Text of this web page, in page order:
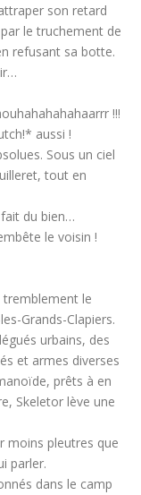
son retard
le truchement de
refusant sa botte.
!!!
aussi !
Sous un ciel
tout en
du bien…
le voisin !
le
Grands-Clapiers.
urbains, des
et armes diverses
prêts à en
Skeletor lève une
moins pleutres que
parler.
dans le camp